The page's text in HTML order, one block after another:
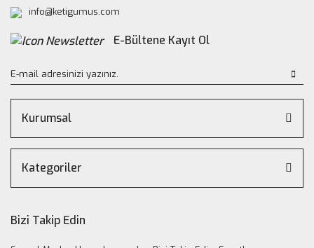
info@ketigumus.com
E-Bültene Kayıt Ol
Kurumsal
Kategoriler
Bizi Takip Edin